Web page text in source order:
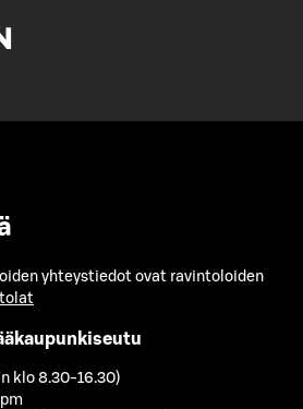
yhteystiedot ovat ravintoloiden
klo 8.30-16.30)